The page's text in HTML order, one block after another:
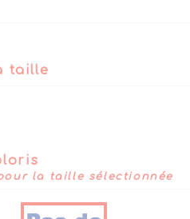
taille
la taille sélectionnée